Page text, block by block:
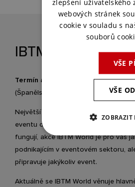
IBTM WORLD
Termín a místo pro rok 2022:29.
(Španělsko)
Největší událost
zabývajícící se
eventu opravdu záleží a chcete
fungují, akce IBTM World je pro vás
podnikajícím v eventovém sektoru,
připravuje jakýkoliv event.
Aktuálně seIBTM World věnuje
webových stránek
cookie v souladu s
souborů
VŠE
VŠE
ZOBRAZIT